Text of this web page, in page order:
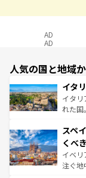
AD
AD
人気の国と地域
イタ
イタ
れた国。
ろん
景など
ピザ
できる
スペ
くべ
イベ
注ぐ地